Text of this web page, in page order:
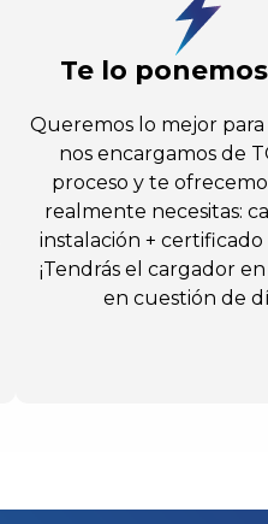
Te lo
Queremos lo mejor para
nos encargamos de
proceso y te
realmente necesitas:
instalación +
¡Tendrás el cargador
en cuestión de